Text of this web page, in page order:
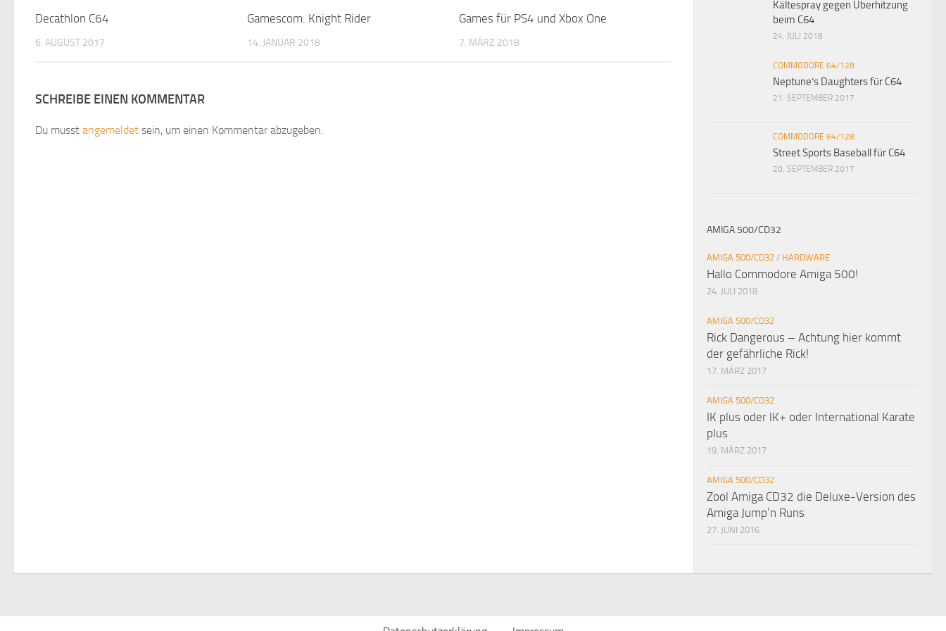
Decathlon C64
6. AUGUST 2017
Gamescom: Knight Rider
14. JANUAR 2018
Games für PS4 und Xbox One
7. MÄRZ 2018
SCHREIBE EINEN KOMMENTAR
Du musst angemeldet sein, um einen Kommentar abzugeben.
Kältespray gegen Überhitzung
beim C64
24. JULI 2018
COMMODORE 64/128
Neptune’s Daughters für C64
21. SEPTEMBER 2017
COMMODORE 64/128
Street Sports Baseball für C64
20. SEPTEMBER 2017
AMIGA 500/CD32
AMIGA 500/CD32 / HARDWARE
Hallo Commodore Amiga 500!
24. JULI 2018
AMIGA 500/CD32
Rick Dangerous – Achtung hier kommt
der gefährliche Rick!
17. MÄRZ 2017
AMIGA 500/CD32
IK plus oder IK+ oder International Karate
plus
19. MÄRZ 2017
AMIGA 500/CD32
Zool Amiga CD32 die Deluxe-Version des
Amiga Jump’n Runs
27. JUNI 2016